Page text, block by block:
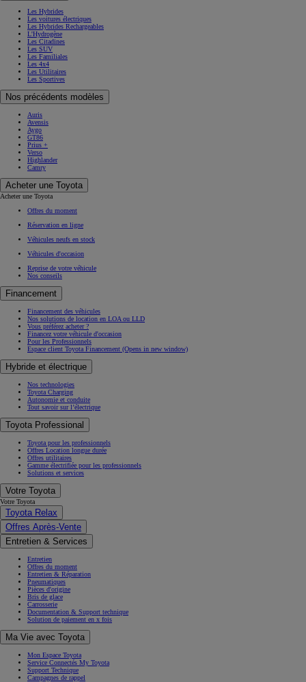
Les Hybrides
Les voitures électriques
Les Hybrides Rechargeables
L'Hydrogène
Les Citadines
Les SUV
Les Familiales
Les 4x4
Les Utilitaires
Les Sportives
Nos précédents modèles
Auris
Avensis
Aygo
GT86
Prius +
Verso
Highlander
Camry
Acheter une Toyota
Acheter une Toyota
Offres du moment
Réservation en ligne
Véhicules neufs en stock
Véhicules d'occasion
Reprise de votre véhicule
Nos conseils
Financement
Financement des véhicules
Nos solutions de location en LOA ou LLD
Vous préférez acheter ?
Financez votre véhicule d'occasion
Pour les Professionnels
Espace client Toyota Financement (Opens in new window)
Hybride et électrique
Nos technologies
Toyota Charging
Autonomie et conduite
Tout savoir sur l’électrique
Toyota Professional
Toyota pour les professionnels
Offres Location longue durée
Offres utilitaires
Gamme électrifiée pour les professionnels
Solutions et services
Votre Toyota
Votre Toyota
Toyota Relax
Offres Après-Vente
Entretien & Services
Entretien
Offres du moment
Entretien & Réparation
Pneumatiques
Pièces d'origine
Bris de glace
Carrosserie
Documentation & Support technique
Solution de paiement en x fois
Ma Vie avec Toyota
Mon Espace Toyota
Service Connectés My Toyota
Support Technique
Campagnes de rappel